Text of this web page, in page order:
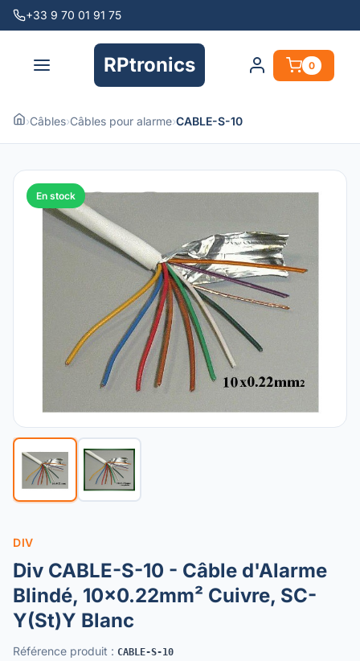
+33 9 70 01 91 75
RPtronics 0
›Câbles›Câbles pour alarme›CABLE-S-10
En stock
DIV
Div CABLE-S-10 - Câble d'Alarme
Blindé, 10x0.22mm² Cuivre, SC-
Y(St)Y Blanc
Référence produit : CABLE-S-10